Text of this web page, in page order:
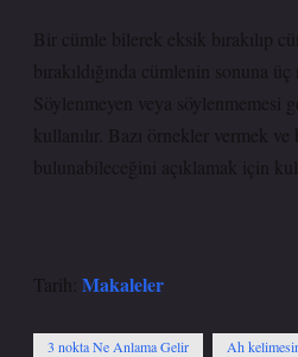
Bir cümle bilerek eksik bırakılıp
bırakıldığında cümlenin sonuna
Söylenmeyen veya söylenmemesi
kullanılır. Bazı örnekler vermek ve
bulunabileceğini açıklamak için
Tarih: Makaleler
3 nokta Ne Anlama Gelir Ah